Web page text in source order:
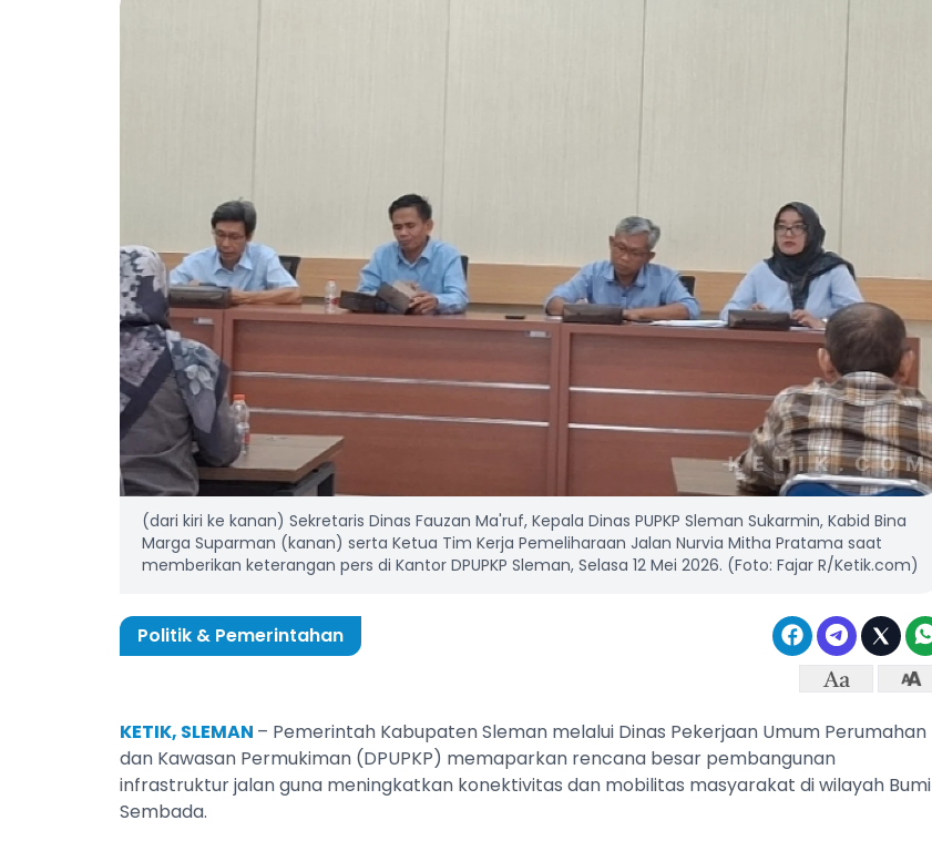
(dari kiri ke kanan) Sekretaris Dinas Fauzan Ma'ruf, Kepala Dinas PUPKP Sleman Sukarmin, Kabid Bina
Marga Suparman (kanan) serta Ketua Tim Kerja Pemeliharaan Jalan Nurvia Mitha Pratama saat
memberikan keterangan pers di Kantor DPUPKP Sleman, Selasa 12 Mei 2026. (Foto: Fajar R/Ketik.com)
Politik & Pemerintahan
KETIK, SLEMAN – Pemerintah Kabupaten Sleman melalui Dinas Pekerjaan Umum Perumahan
dan Kawasan Permukiman (DPUPKP) memaparkan rencana besar pembangunan
infrastruktur jalan guna meningkatkan konektivitas dan mobilitas masyarakat di wilayah Bumi
Sembada.